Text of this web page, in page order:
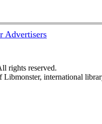
Advertisers
rights reserved.
international